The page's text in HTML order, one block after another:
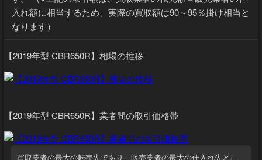
す。 （※上記の取引額は、買取業者の転売額＝販売業者の仕
入れ額に相当するため、実際の買取額は90～95％掛け相当と
なります）